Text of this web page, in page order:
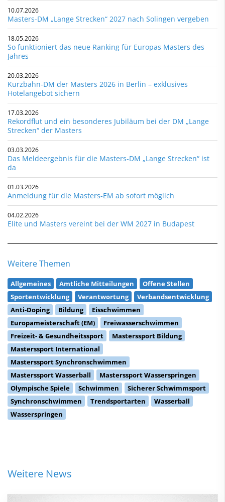
10.07.2026
Masters-DM „Lange Strecken“ 2027 nach Solingen vergeben
18.05.2026
So funktioniert das neue Ranking für Europas Masters des
Jahres
20.03.2026
Kurzbahn-DM der Masters 2026 in Berlin – exklusives
Hotelangebot sichern
17.03.2026
Rekordflut und ein besonderes Jubiläum bei der DM „Lange
Strecken“ der Masters
03.03.2026
Das Meldeergebnis für die Masters-DM „Lange Strecken“ ist
da
01.03.2026
Anmeldung für die Masters-EM ab sofort möglich
04.02.2026
Elite und Masters vereint bei der WM 2027 in Budapest
Weitere Themen
Allgemeines Amtliche Mitteilungen
Offene Stellen
Sportentwicklung
Verantwortung
Verbandsentwicklung
Anti-Doping
Bildung
Eisschwimmen
Europameisterschaft (EM)
Freiwasserschwimmen
Freizeit- & Gesundheitssport
Masterssport Bildung
Masterssport International
Masterssport Synchronschwimmen
Masterssport Wasserball
Masterssport Wasserspringen
Olympische Spiele
Schwimmen
Sicherer Schwimmsport
Synchronschwimmen
Trendsportarten
Wasserball
Wasserspringen
Weitere News